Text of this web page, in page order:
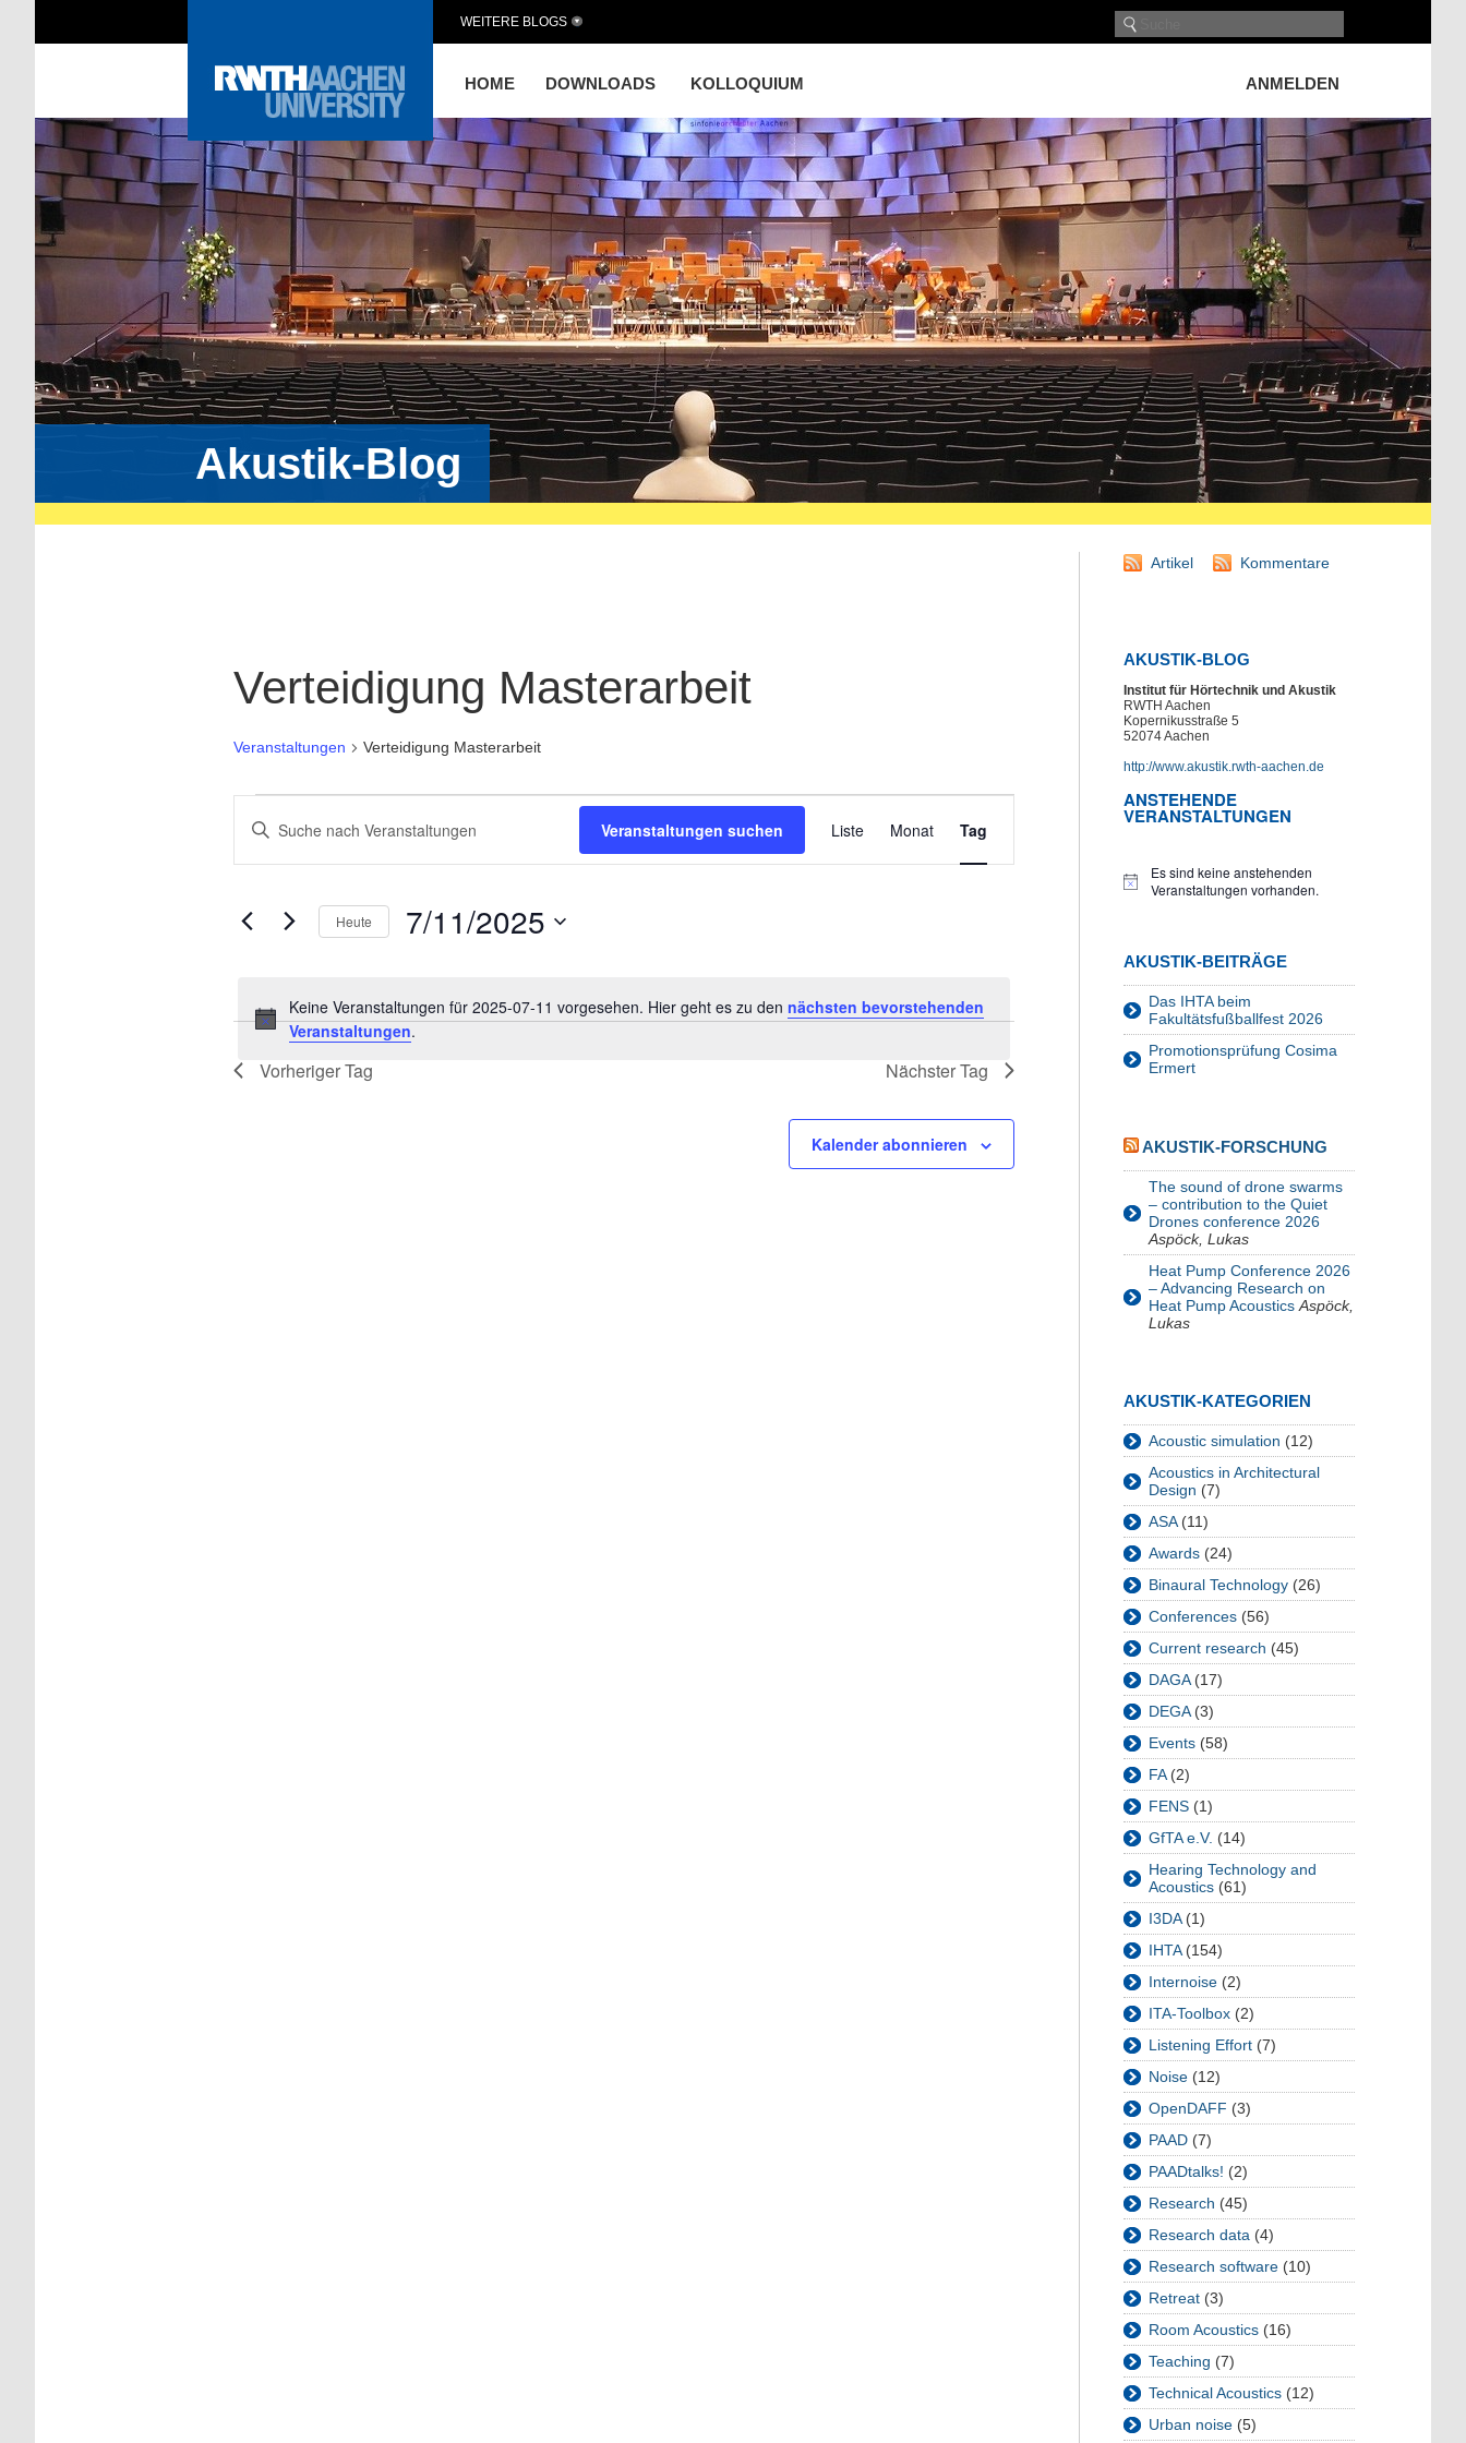
HOME DOWNLOADS KOLLOQUIUM ANMELDEN
WEITERE BLOGS
Akustik-Blog
Verteidigung Masterarbeit
Veranstaltungen Verteidigung Masterarbeit
Hinweis
Keine Veranstaltungen für 2025-07-11 vorgesehen. Hier geht es zu den nächsten bevorstehenden
Veranstaltungen.
Suche
Ansichten,
Navigation
Schlüsselwort
Suche
Veranstaltungen
Schlüsselwort.
Veranstaltungen suchen
Ansichten-
Liste Monat Tag
Heute 7/11/2025
Vorheriger Tag Nächster Tag
Kalender abonnieren
Artikel Kommentare
AKUSTIK-BLOG
Institut für Hörtechnik und Akustik
RWTH Aachen
Kopernikusstraße 5
52074 Aachen
http://www.akustik.rwth-aachen.de
ANSTEHENDE
VERANSTALTUNGEN
Hinweis
Es sind keine anstehenden
Veranstaltungen vorhanden.
AKUSTIK-BEITRÄGE
Das IHTA beim
Fakultätsfußballfest 2026
Promotionsprüfung Cosima
Ermert
AKUSTIK-FORSCHUNG
The sound of drone swarms
– contribution to the Quiet
Drones conference 2026
Aspöck, Lukas
Heat Pump Conference 2026
– Advancing Research on
Heat Pump Acoustics Aspöck,
Lukas
AKUSTIK-KATEGORIEN
Acoustic simulation (12)
Acoustics in Architectural
Design (7)
ASA(11)
Awards (24)
Binaural Technology (26)
Conferences (56)
Current research (45)
DAGA(17)
DEGA(3)
Events (58)
FA(2)
FENS (1)
GfTA e.V. (14)
Hearing Technology and
Acoustics (61)
I3DA(1)
IHTA(154)
Internoise (2)
ITA-Toolbox (2)
Listening Effort (7)
Noise (12)
OpenDAFF (3)
PAAD (7)
PAADtalks! (2)
Research (45)
Research data (4)
Research software (10)
Retreat (3)
Room Acoustics (16)
Teaching (7)
Technical Acoustics (12)
Urban noise (5)